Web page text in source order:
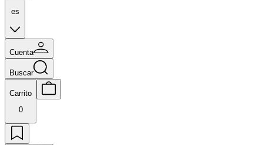
es
Cuenta
Buscar
Carrito
0